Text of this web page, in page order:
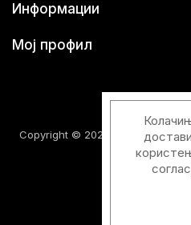
Информации
Мој профил
Copyright © 2026 Шатци